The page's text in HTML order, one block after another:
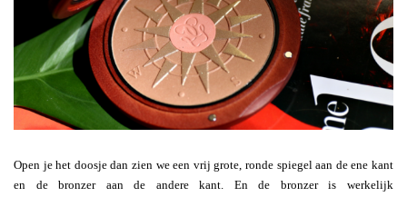
Open je het doosje dan zien we een vrij grote, ronde spiegel aan de ene kant
en de bronzer aan de andere kant. En de bronzer is werkelijk